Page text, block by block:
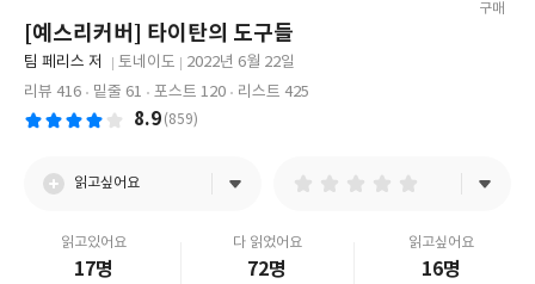
구매
[예스리커버] 타이탄의 도구들
글
쓴
팀 페리스 저
출
판
사
토네이도
출
일
2022년 6월 22일
리뷰 416
밑줄 61 포스트 120 리스트 425
8.9 (859)
읽고싶어요
읽고있어요
17명
다 읽었어요
72명
읽고싶어요
16명